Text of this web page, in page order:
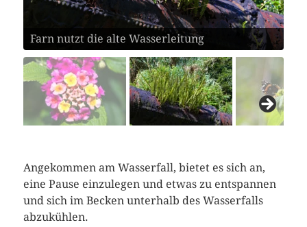
Farn nutzt die alte Wasserleitung
Admiral auf Wandelröschen
Angekommen am Wasserfall, bietet es sich an,
eine Pause einzulegen und etwas zu entspannen
und sich im Becken unterhalb des Wasserfalls
abzukühlen.